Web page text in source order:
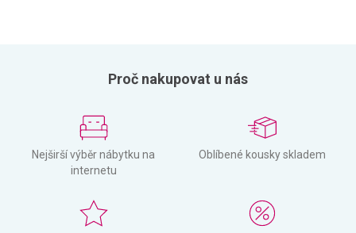
Proč nakupovat u nás
Nejširší výběr nábytku na
internetu
Oblíbené kousky skladem